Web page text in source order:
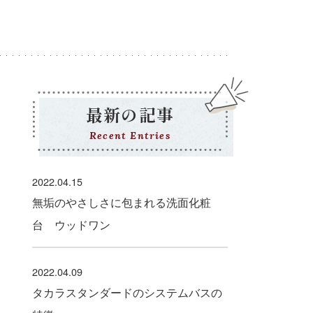
最新の記事
Recent Entries
2022.04.15
無垢のやさしさに包まれる洗面化粧
台 ウッドワン
2022.04.09
タカラスタンダードのシステムバスの